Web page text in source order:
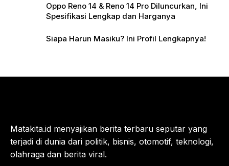
Oppo Reno 14 & Reno 14 Pro Diluncurkan, Ini
Spesifikasi Lengkap dan Harganya
Siapa Harun Masiku? Ini Profil Lengkapnya!
Matakita.id menyajikan berita terbaru seputar yang
terjadi di dunia dari politik, bisnis, otomotif, teknologi,
olahraga dan berita viral.